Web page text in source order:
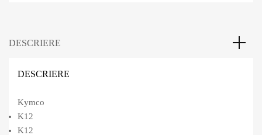
DESCRIERE
DESCRIERE
Kymco
K12
K12